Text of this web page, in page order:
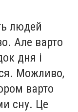
людей
Але варто
дня і
Можливо,
варто
сну. Це